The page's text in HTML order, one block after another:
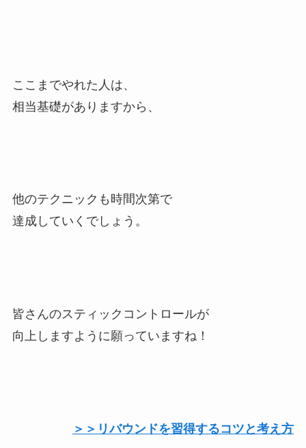
ここまでやれた人は、
相当基礎がありますから、
他のテクニックも時間次第で
達成していくでしょう。
皆さんのスティックコントロールが
向上しますように願っていますね！
＞＞リバウンドを習得するコツと考え方